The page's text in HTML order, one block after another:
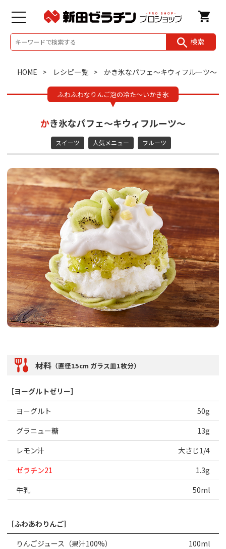
検索
HOME レシピ一覧 かき氷なパフェ～キウィフルーツ～
ふわふわなりんご泡の冷た～いかき氷
かき氷なパフェ～キウィフルーツ～
スイーツ 人気メニュー フルーツ
材料 （直径15cm ガラス皿1枚分）
［ヨーグルトゼリー］
ヨーグルト
50g
グラニュー糖
13g
レモン汁
大さじ1/4
ゼラチン21
1.3g
牛乳
50ml
［ふわあわりんご］
りんごジュース（果汁100%）
100ml